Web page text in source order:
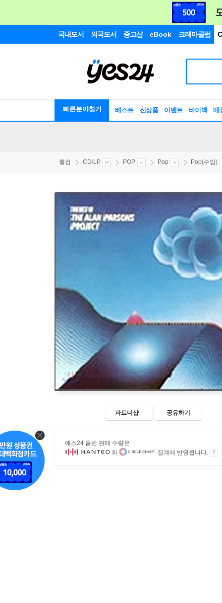
국내도서 외국도서 중고샵 eBook 크레마클럽
빠른분야찾기 베스트 신상품 이벤트 바이백 매
웰컴 CD/LP POP Pop Pop(수입)
파트너샵 공유하기
예스24 음반 판매 수량은
와
집계에 반영됩니다.